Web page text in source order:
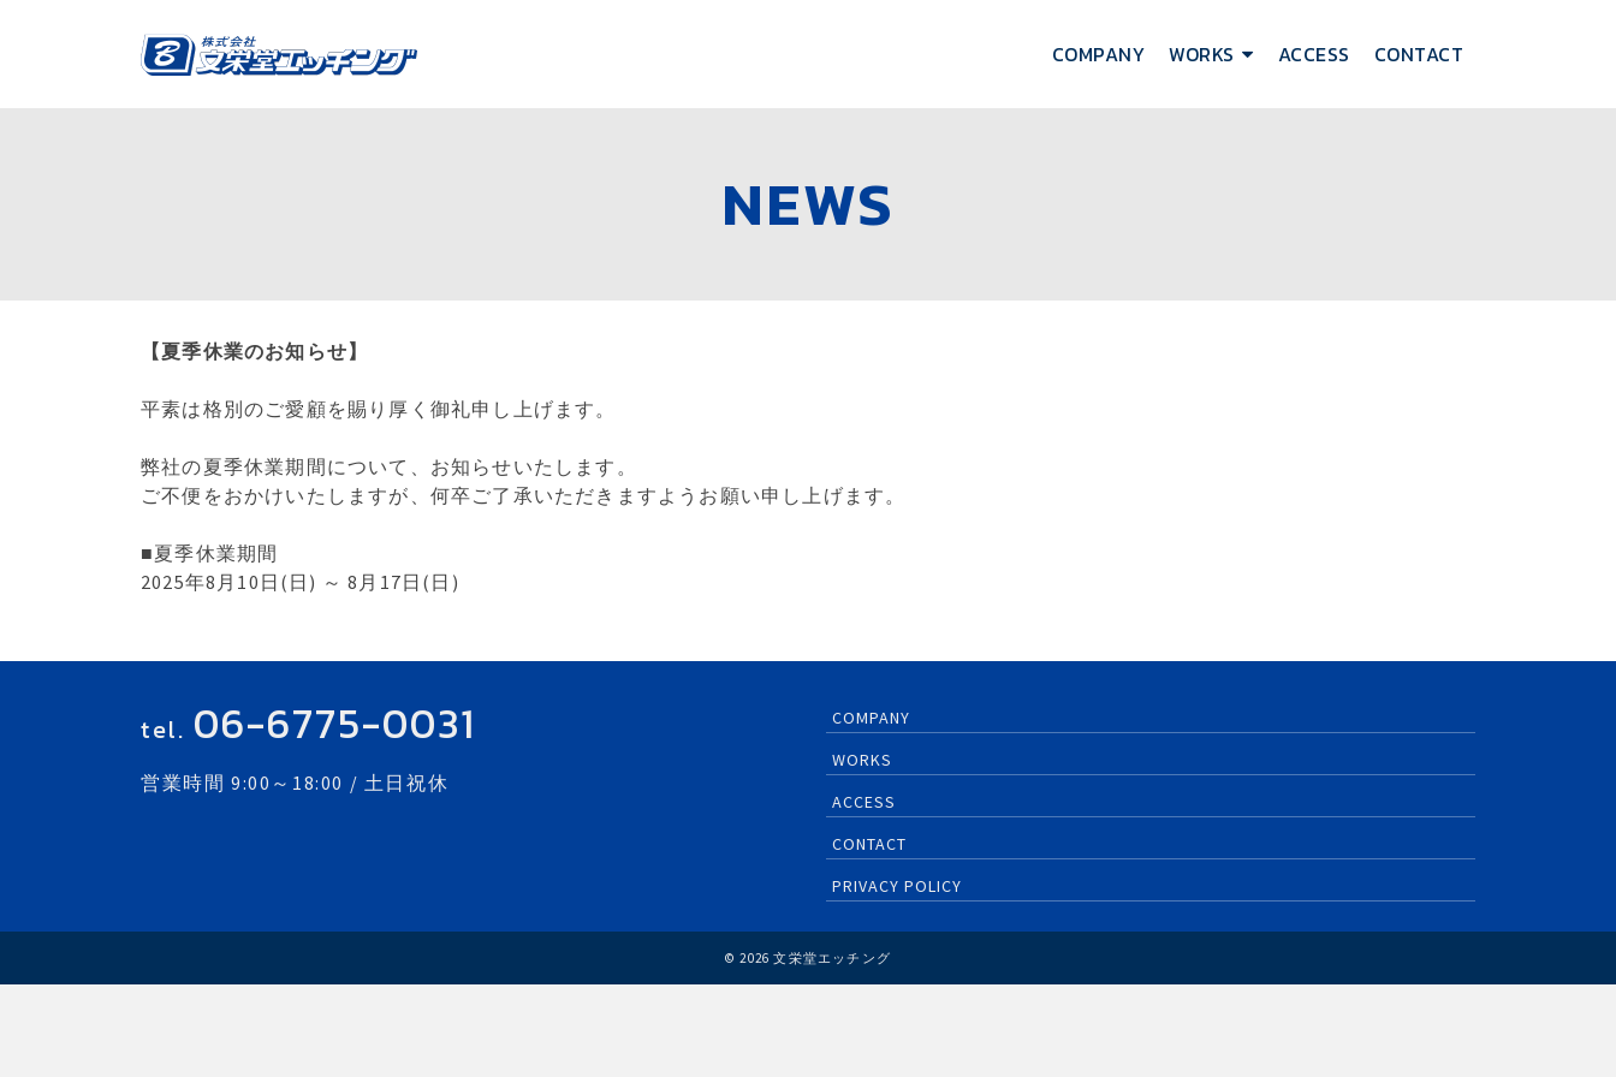
COMPANY WORKS ACCESS CONTACT
NEWS
【夏季休業のお知らせ】
平素は格別のご愛顧を賜り厚く御礼申し上げます。
弊社の夏季休業期間について、お知らせいたします。
ご不便をおかけいたしますが、何卒ご了承いただきますようお願い申し上げます。
■夏季休業期間
2025年8月10日(日) ～ 8月17日(日)
tel. 06-6775-0031
営業時間 9:00～18:00 / 土日祝休
COMPANY
WORKS
ACCESS
CONTACT
PRIVACY POLICY
© 2026 文栄堂エッチング